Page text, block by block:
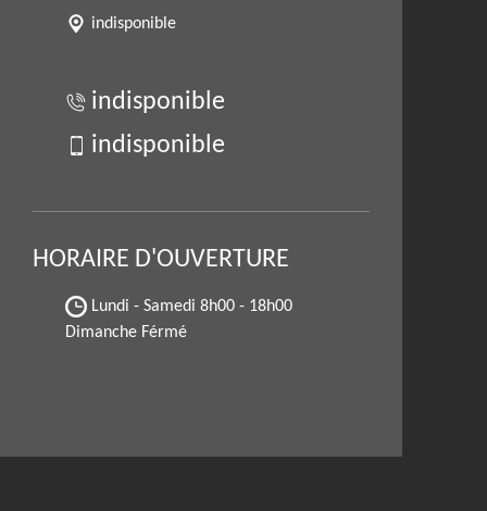
indisponible
indisponible
indisponible
HORAIRE D'OUVERTURE
Lundi - Samedi 8h00 - 18h00
Dimanche Férmé